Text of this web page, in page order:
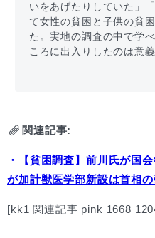
いをあげたりしていた」
て女性の貧困と子供の貧
た。実地の調査の中で学
ころに出入りしたのは意
関連記事:
・【貧困調査】前川氏が国
が加計獣医学部新設は首相
[kk1 関連記事 pink 1668